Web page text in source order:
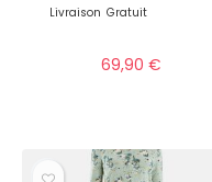
Livraison Gratuit
69,90 €